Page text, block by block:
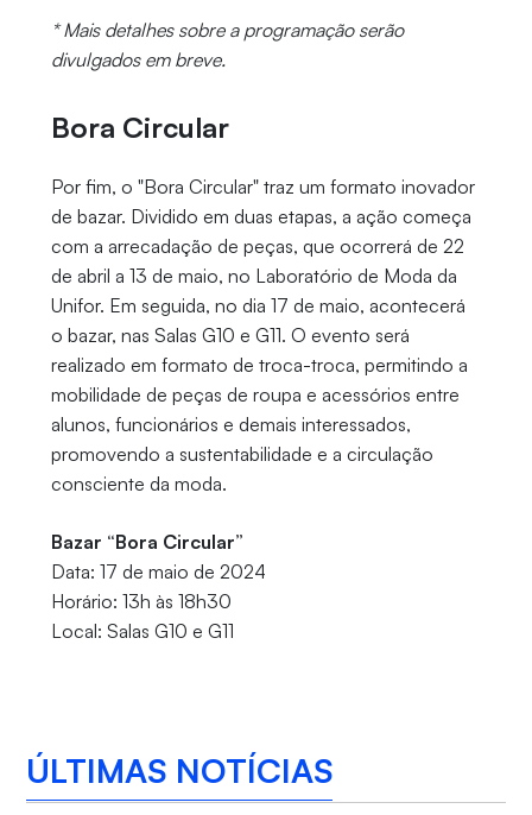
* Mais detalhes sobre a programação serão
divulgados em breve.
Bora Circular
Por fim, o "Bora Circular" traz um formato inovador
de bazar. Dividido em duas etapas, a ação começa
com a arrecadação de peças, que ocorrerá de 22
de abril a 13 de maio, no Laboratório de Moda da
Unifor. Em seguida, no dia 17 de maio, acontecerá
o bazar, nas Salas G10 e G11. O evento será
realizado em formato de troca-troca, permitindo a
mobilidade de peças de roupa e acessórios entre
alunos, funcionários e demais interessados,
promovendo a sustentabilidade e a circulação
consciente da moda.
Bazar “Bora Circular”
Data: 17 de maio de 2024
Horário: 13h às 18h30
Local: Salas G10 e G11
ÚLTIMAS NOTÍCIAS